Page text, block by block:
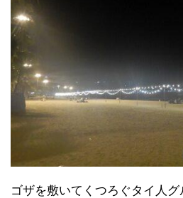
ゴザを敷いてくつろぐタイ人グ